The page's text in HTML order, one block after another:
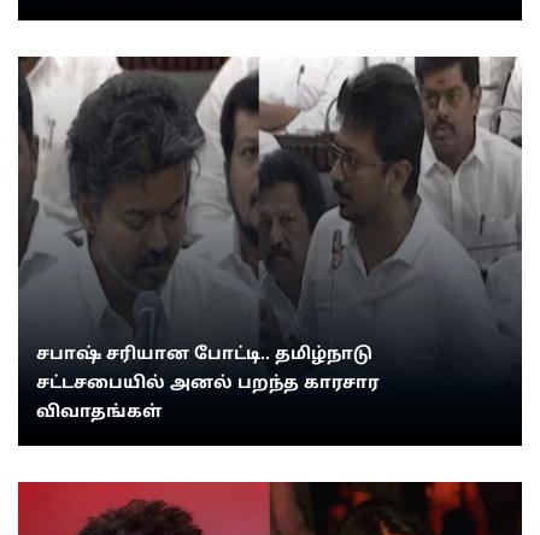
சபாஷ் சரியான போட்டி.. தமிழ்நாடு
சட்டசபையில் அனல் பறந்த காரசார
விவாதங்கள்